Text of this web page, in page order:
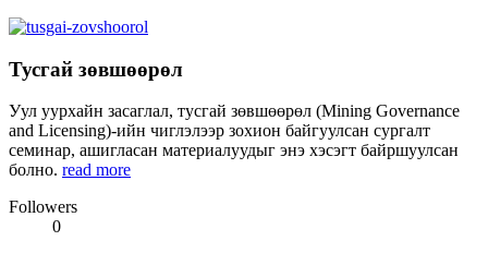
Тусгай зөвшөөрөл
Уул уурхайн засаглал, тусгай зөвшөөрөл (Mining Governance
and Licensing)-ийн чиглэлээр зохион байгуулсан сургалт
семинар, ашигласан материалуудыг энэ хэсэгт байршуулсан
болно. read more
Followers
0